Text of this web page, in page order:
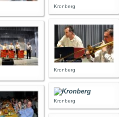
Kronberg
Kronberg
Kronberg